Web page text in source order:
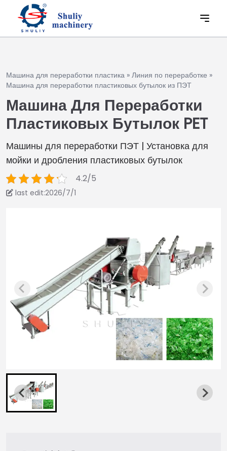
Машина для переработки пластика » Линия по переработке »
Машина для переработки пластиковых бутылок из ПЭТ
Машина Для Переработки
Пластиковых Бутылок PET
Машины для переработки ПЭТ | Установка для
мойки и дробления пластиковых бутылок
4.2/5
last edit:2026/7/1